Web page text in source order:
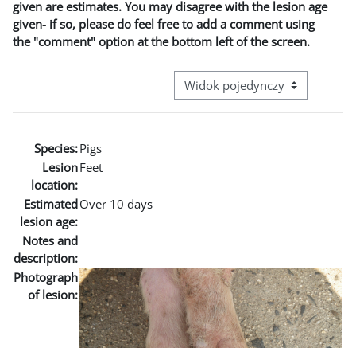
given are estimates. You may disagree with the lesion age
given- if so, please do feel free to add a comment using
the "comment" option at the bottom left of the screen.
Przeglądanie: nawigacja
Species:Pigs
Lesion
location:
Feet
Estimated
lesion age:
Over 10 days
Notes and
description:
Photograph
of lesion: